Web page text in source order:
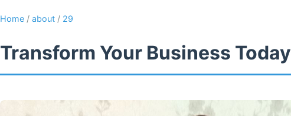
Home / about / 29
Transform Your Business Today